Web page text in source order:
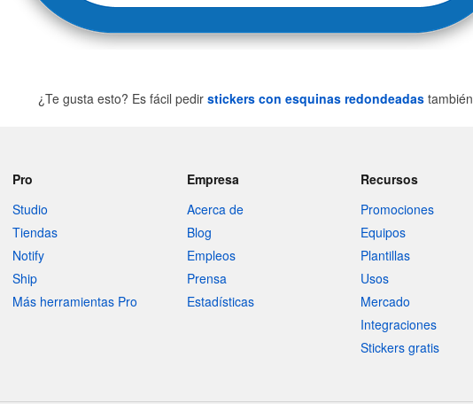
¿Te gusta esto? Es fácil pedir stickers con esquinas redondeadastambién
Pro
Studio
Tiendas
Notify
Ship
Más herramientas Pro
Empresa
Acerca de
Blog
Empleos
Prensa
Estadísticas
Recursos
Promociones
Equipos
Plantillas
Usos
Mercado
Integraciones
Stickers gratis